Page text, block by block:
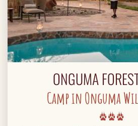
ONGUMA
Camp in Onguma